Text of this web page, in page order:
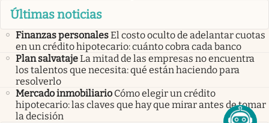
Últimas noticias
Finanzas personalesEl costo oculto de adelantar cuotas
en un crédito hipotecario: cuánto cobra cada banco
Plan salvatajeLa mitad de las empresas no encuentra
los talentos que necesita: qué están haciendo para
resolverlo
Mercado inmobiliario Cómo elegir un crédito
hipotecario: las claves que hay que mirar antes de tomar
la decisión